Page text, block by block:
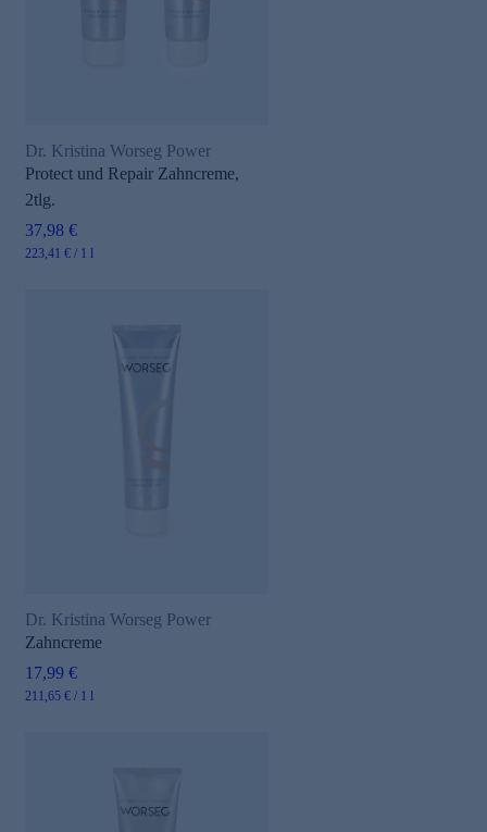
Dr. Kristina Worseg Power
Protect und Repair Zahncreme,
2tlg.
37,98 €
223,41 € / 1 l
Dr. Kristina Worseg Power
Zahncreme
17,99 €
211,65 € / 1 l